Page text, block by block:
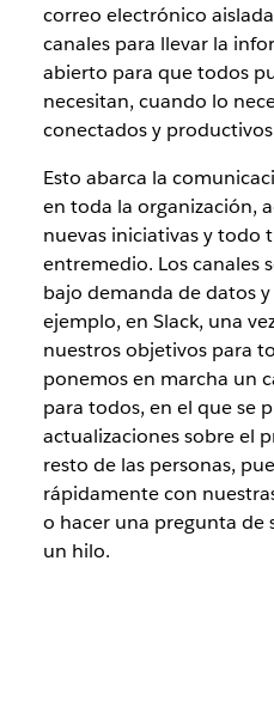
correo electrónico
canales para llevar la
abierto para que todos
necesitan, cuando lo
conectados y
Esto abarca la
en toda la organización,
nuevas iniciativas y todo
entremedio. Los canales
bajo demanda de datos
ejemplo, en Slack, una
nuestros objetivos para
ponemos en marcha un
para todos, en el que se
actualizaciones sobre el
resto de las personas,
rápidamente con
o hacer una pregunta de
un hilo.